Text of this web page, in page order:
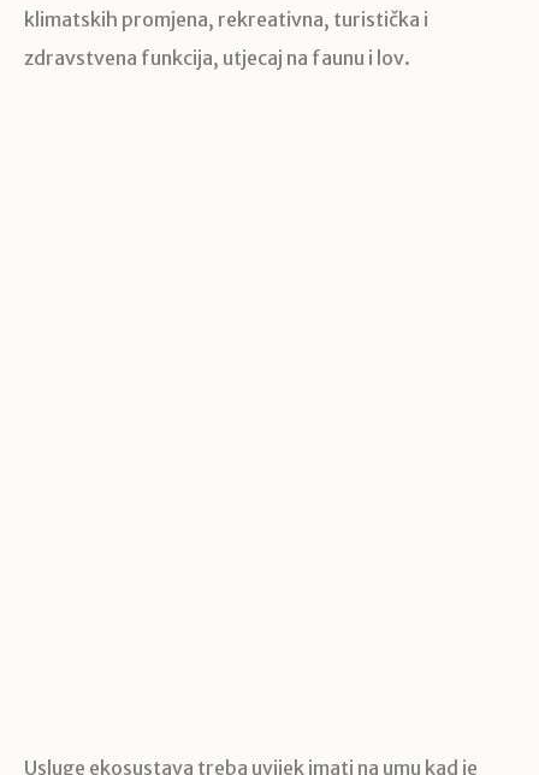
klimatskih promjena, rekreativna, turistička i
zdravstvena funkcija, utjecaj na faunu i lov.
Usluge ekosustava treba uvijek imati na umu kad je